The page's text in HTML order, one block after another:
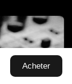
Acheter